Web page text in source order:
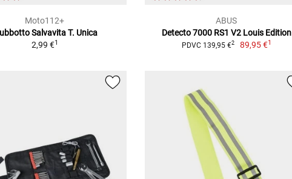
Moto112+
Salvavita T. Unica
2,99 €1
ABUS
Detecto 7000 RS1 V2 Louis Edition
PDVC 139,95 €2 89,95 €1